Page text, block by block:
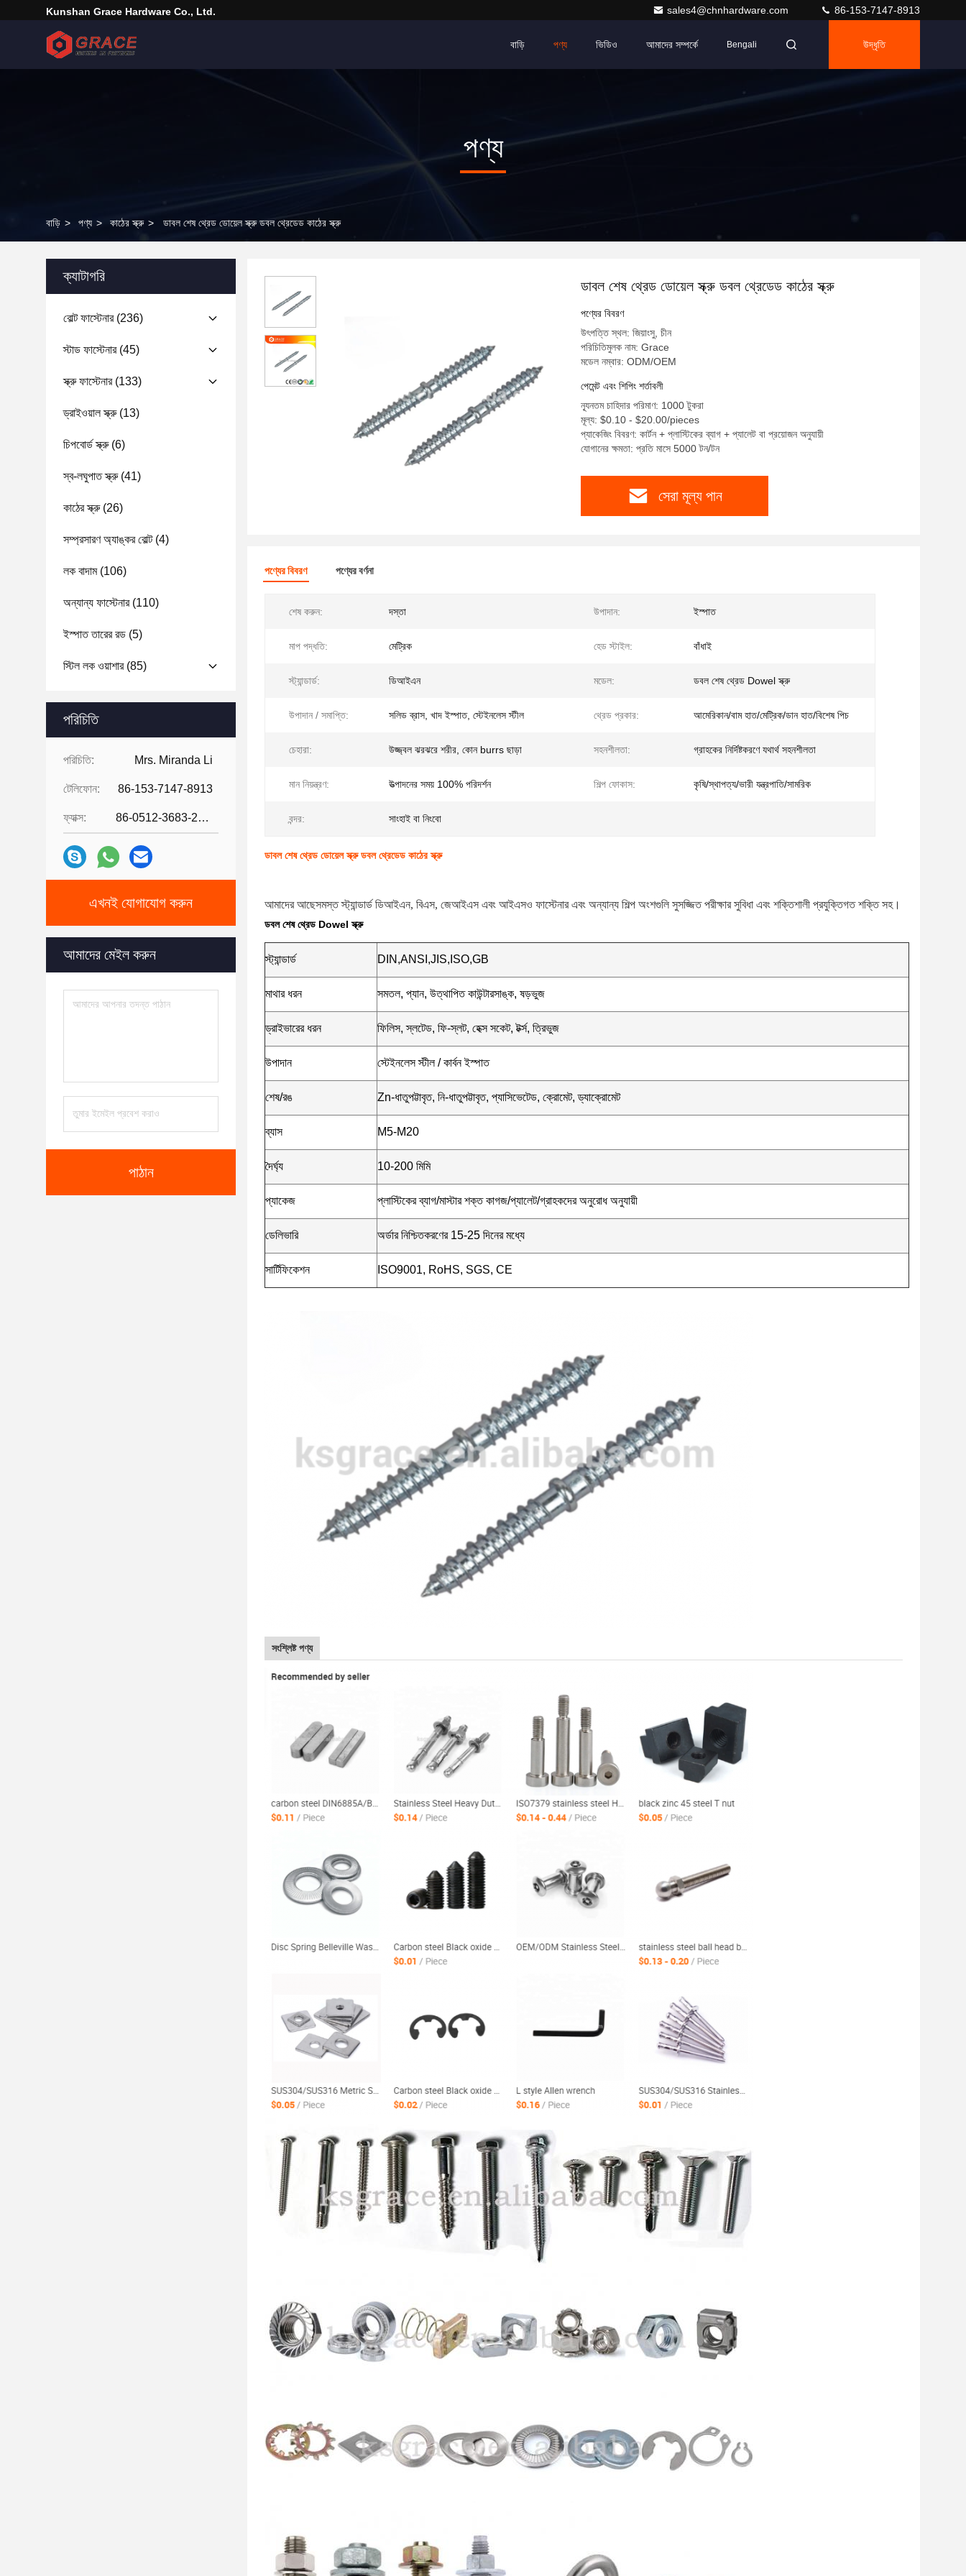
Kunshan Grace Hardware Co., Ltd. sales4@chnhardware.com 86-153-7147-8913
বাড়ি পণ্য ভিডিও আমাদের সম্পর্কে Bengali উদ্ধৃতি
পণ্য
বাড়ি > পণ্য > কাঠের স্ক্রু > ডাবল শেষ থ্রেড ডোয়েল স্ক্রু ডবল থ্রেডেড কাঠের স্ক্রু
ক্যাটাগরি
বোল্ট ফাস্টেনার(236)
স্টাড ফাস্টেনার(45)
স্ক্রু ফাস্টেনার(133)
ড্রাইওয়াল স্ক্রু(13)
চিপবোর্ড স্ক্রু(6)
স্ব-লঘুপাত স্ক্রু(41)
কাঠের স্ক্রু(26)
সম্প্রসারণ অ্যাঙ্কর বোল্ট(4)
লক বাদাম(106)
অন্যান্য ফাস্টেনার(110)
ইস্পাত তারের রড (5)
স্টিল লক ওয়াশার(85)
পরিচিতি
পরিচিতি: Mrs. Miranda Li
টেলিফোন: 86-153-7147-8913
ফ্যাক্স: 86-0512-3683-2631
এখনই যোগাযোগ করুন
আমাদের মেইল ​​করুন
পাঠান
ডাবল শেষ থ্রেড ডোয়েল স্ক্রু ডবল থ্রেডেড কাঠের স্ক্রু
পণ্যের বিবরণ
উৎপত্তি স্থল: জিয়াংসু, চীন
পরিচিতিমুলক নাম: Grace
মডেল নম্বার: ODM/OEM
পেমেন্ট এবং শিপিং শর্তাবলী
ন্যূনতম চাহিদার পরিমাণ: 1000 টুকরা
মূল্য: $0.10 - $20.00/pieces
প্যাকেজিং বিবরণ: কার্টন + প্লাস্টিকের ব্যাগ + প্যালেট বা প্রয়োজন অনুযায়ী
যোগানের ক্ষমতা: প্রতি মাসে 5000 টন/টন
সেরা মূল্য পান
পণ্যের বিবরণ পণ্যের বর্ণনা
শেষ করুন: দস্তা উপাদান: ইস্পাত
মাপ পদ্ধতি: মেট্রিক হেড স্টাইল: বাঁধাই
স্ট্যান্ডার্ড: ডিআইএন মডেল: ডবল শেষ থ্রেড Dowel স্ক্রু
উপাদান / সমাপ্তি: সলিড ব্রাস, খাদ ইস্পাত, স্টেইনলেস স্টীল থ্রেড প্রকার: আমেরিকান/বাম হাত/মেট্রিক/ডান হাত/বিশেষ পিচ
চেহারা: উজ্জ্বল ঝরঝরে শরীর, কোন burrs ছাড়া সহনশীলতা: গ্রাহকের নির্দিষ্টকরণে যথার্থ সহনশীলতা
মান নিয়ন্ত্রণ: উত্পাদনের সময় 100% পরিদর্শন শিল্প ফোকাস: কৃষি/স্থাপত্য/ভারী যন্ত্রপাতি/সামরিক
বন্দর: সাংহাই বা নিংবো
ডাবল শেষ থ্রেড ডোয়েল স্ক্রু ডবল থ্রেডেড কাঠের স্ক্রু
আমাদের আছেসমস্ত স্ট্যান্ডার্ড ডিআইএন, বিএস, জেআইএস এবং আইএসও ফাস্টেনার এবং অন্যান্য শিল্প অংশগুলি সুসজ্জিত পরীক্ষার সুবিধা এবং শক্তিশালী প্রযুক্তিগত শক্তি সহ।
ডবল শেষ থ্রেড Dowel স্ক্রু
স্ট্যান্ডার্ড DIN,ANSI,JIS,ISO,GB
মাথার ধরন সমতল, প্যান, উত্থাপিত কাউন্টারসাঙ্ক, ষড়ভুজ
ড্রাইভারের ধরন ফিলিস, স্লটেড, ফি-স্লট, হেক্স সকেট, টর্ক্স, ত্রিভুজ
উপাদান স্টেইনলেস স্টীল / কার্বন ইস্পাত
শেষ/রঙ Zn-ধাতুপট্টাবৃত, নি-ধাতুপট্টাবৃত, প্যাসিভেটেড, ক্রোমেট, ড্যাক্রোমেট
ব্যাস M5-M20
দৈর্ঘ্য 10-200 মিমি
প্যাকেজ প্লাস্টিকের ব্যাগ/মাস্টার শক্ত কাগজ/প্যালেট/গ্রাহকদের অনুরোধ অনুযায়ী
ডেলিভারি অর্ডার নিশ্চিতকরণের 15-25 দিনের মধ্যে
সার্টিফিকেশন ISO9001, RoHS, SGS, CE
সংশ্লিষ্ট পণ্য